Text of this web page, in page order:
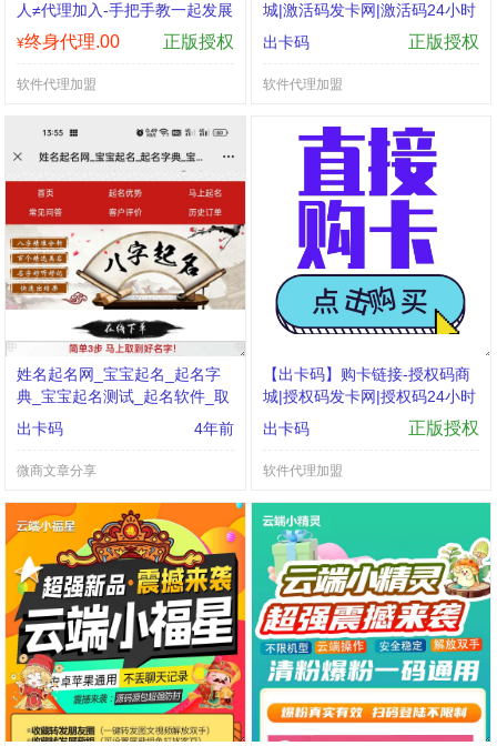
人≠代理加入-手把手教一起发展
¥终身代理.00 正版授权
软件代理加盟
城|激活码发卡网|激活码24小时
自助发卡|点击进入
出卡码 正版授权
软件代理加盟
姓名起名网_宝宝起名_起名字
典_宝宝起名测试_起名软件_取
名网_起名网
出卡码 4年前
微商文章分享
【出卡码】购卡链接-授权码商
城|授权码发卡网|授权码24小时
自助发卡|点击进入
出卡码 正版授权
软件代理加盟